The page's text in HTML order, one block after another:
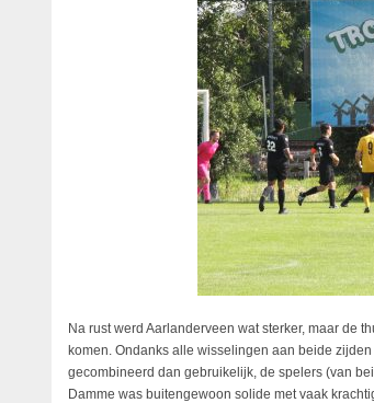
Na rust werd Aarlanderveen wat sterker, maar de
komen. Ondanks alle wisselingen aan beide
gecombineerd dan gebruikelijk, de spelers (van
Damme was buitengewoon solide met vaak